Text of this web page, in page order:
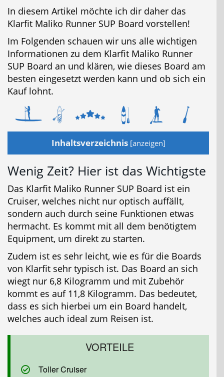
In diesem Artikel möchte ich dir daher das
Klarfit Maliko Runner SUP Board vorstellen!
Im Folgenden schauen wir uns alle wichtigen
Informationen zu dem Klarfit Maliko Runner
SUP Board an und klären, wie dieses Board am
besten eingesetzt werden kann und ob sich ein
Kauf lohnt.
Inhaltsverzeichnis [anzeigen]
Wenig Zeit? Hier ist das Wichtigste
Das Klarfit Maliko Runner SUP Board ist ein
Cruiser, welches nicht nur optisch auffällt,
sondern auch durch seine Funktionen etwas
hermacht. Es kommt mit all dem benötigtem
Equipment, um direkt zu starten.
Zudem ist es sehr leicht, wie es für die Boards
von Klarfit sehr typisch ist. Das Board an sich
wiegt nur 6,8 Kilogramm und mit Zubehör
kommt es auf 11,8 Kilogramm. Das bedeutet,
dass es sich hierbei um ein Board handelt,
welches auch ideal zum Reisen ist.
Toller Cruiser